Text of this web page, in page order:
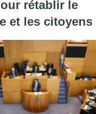
rétablir le
et les citoyens